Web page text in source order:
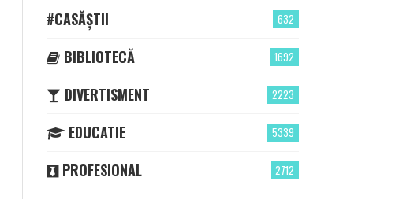
632
#CASĂȘTII
1692
BIBLIOTECĂ
2223
DIVERTISMENT
5339
EDUCATIE
2712
PROFESIONAL